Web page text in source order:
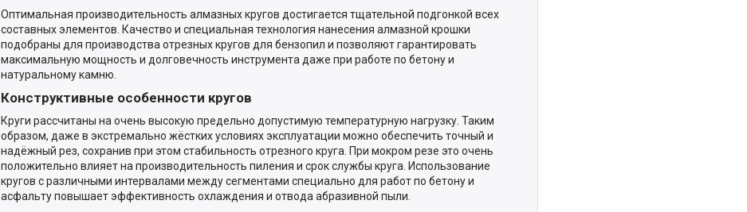
Оптимальная производительность алмазных кругов достигается тщательной подгонкой всех
составных элементов. Качество и специальная технология нанесения алмазной крошки
подобраны для производства отрезных кругов для бензопил и позволяют гарантировать
максимальную мощность и долговечность инструмента даже при работе по бетону и
натуральному камню.
Конструктивные особенности кругов
Круги рассчитаны на очень высокую предельно допустимую температурную нагрузку. Таким
образом, даже в экстремально жёстких условиях эксплуатации можно обеспечить точный и
надёжный рез, сохранив при этом стабильность отрезного круга. При мокром резе это очень
положительно влияет на производительность пиления и срок службы круга. Использование
кругов с различными интервалами между сегментами специально для работ по бетону и
асфальту повышает эффективность охлаждения и отвода абразивной пыли.